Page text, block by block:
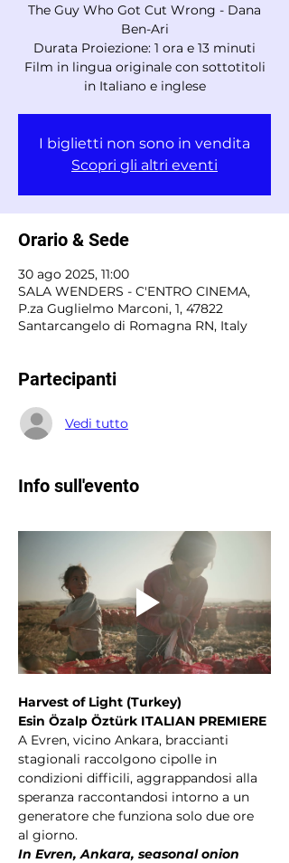
The Guy Who Got Cut Wrong - Dana
Ben-Ari
Durata Proiezione: 1 ora e 13 minuti
Film in lingua originale con sottotitoli
in Italiano e inglese
I biglietti non sono in vendita
Scopri gli altri eventi
Orario & Sede
30 ago 2025, 11:00
SALA WENDERS - C'ENTRO CINEMA,
P.za Guglielmo Marconi, 1, 47822
Santarcangelo di Romagna RN, Italy
Partecipanti
Vedi tutto
Info sull'evento
Harvest of Light (Turkey)
Esin Özalp Öztürk ITALIAN PREMIERE
A Evren, vicino Ankara, braccianti
stagionali raccolgono cipolle in
condizioni difficili, aggrappandosi alla
speranza raccontandosi intorno a un
generatore che funziona solo due ore
al giorno.
In Evren, Ankara, seasonal onion